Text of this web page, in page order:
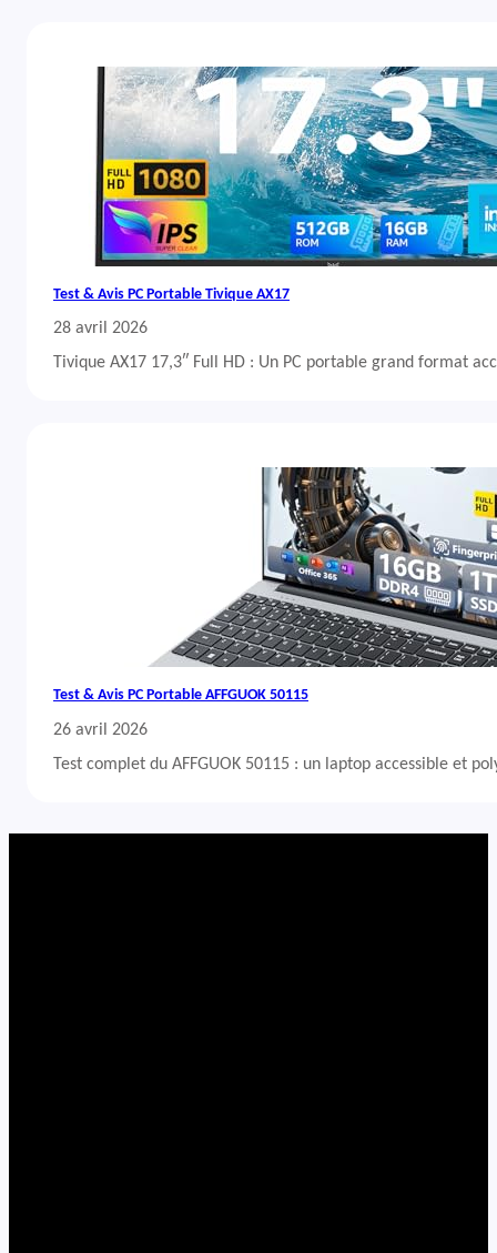
Test & Avis PC Portable Tivique AX17
28 avril 2026
Tivique AX17 17,3″ Full HD : Un PC portable grand format
Test & Avis PC Portable AFFGUOK 50115
26 avril 2026
Test complet du AFFGUOK 50115 : un laptop accessible